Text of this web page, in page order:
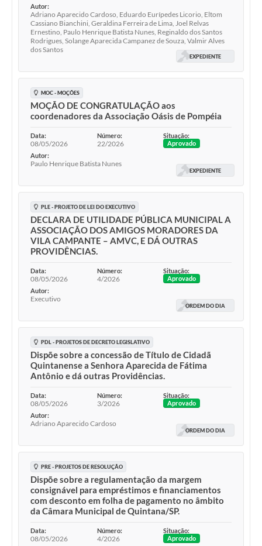
Autor:
Adriano Aparecido Cardoso, Eduardo Eurípedes Licorio, Eltom
Cassiano Bianchini, Geraldina Ferreira de Lima, Joel Relvas
Ernestino, Paulo Henrique Batista Nunes, Reginaldo dos Santos
Rodrigues, Solange Aparecida Campanez de Souza, Valmir Alves
dos Santos
EXPEDIENTE
MOC - MOÇÕES
MOÇÃO DE CONGRATULAÇÃO aos
coordenadores da Associação Oásis de Pompéia
Data:
08/05/2026
Número:
22/2026
Situação:
Aprovado
Autor:
Paulo Henrique Batista Nunes
EXPEDIENTE
PLE - PROJETO DE LEI DO EXECUTIVO
DECLARA DE UTILIDADE PÚBLICA MUNICIPAL A
ASSOCIAÇÃO DOS AMIGOS MORADORES DA
VILA CAMPANTE – AMVC, E DÁ OUTRAS
PROVIDÊNCIAS.
Data:
08/05/2026
Número:
4/2026
Situação:
Aprovado
Autor:
Executivo
ORDEM DO DIA
PDL - PROJETOS DE DECRETO LEGISLATIVO
Dispõe sobre a concessão de Título de Cidadã
Quintanense a Senhora Aparecida de Fátima
Antônio e dá outras Providências.
Data:
08/05/2026
Número:
3/2026
Situação:
Aprovado
Autor:
Adriano Aparecido Cardoso
ORDEM DO DIA
PRE - PROJETOS DE RESOLUÇÃO
Dispõe sobre a regulamentação da margem
consignável para empréstimos e financiamentos
com desconto em folha de pagamento no âmbito
da Câmara Municipal de Quintana/SP.
Data:
08/05/2026
Número:
4/2026
Situação:
Aprovado